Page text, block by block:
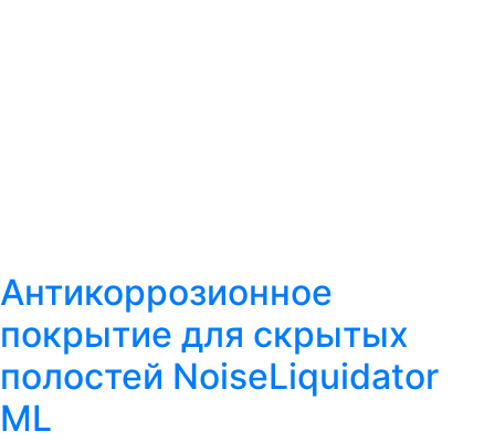
Антикоррозионное
покрытие для скрытых
полостей NoiseLiquidator
ML